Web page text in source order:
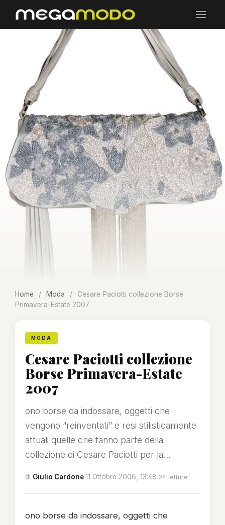
Home / Moda /
Cesare Paciotti collezione Borse
Primavera-Estate 2007
MODA
Cesare Paciotti collezione
Borse Primavera-Estate
2007
ono borse da indossare, oggetti che
vengono “reinventati” e resi stilisticamente
attuali quelle che fanno parte della
collezione di Cesare Paciotti per la...
di Giulio Cardone·11 Ottobre 2006, 13:48·24 letture
ono borse da indossare, oggetti che